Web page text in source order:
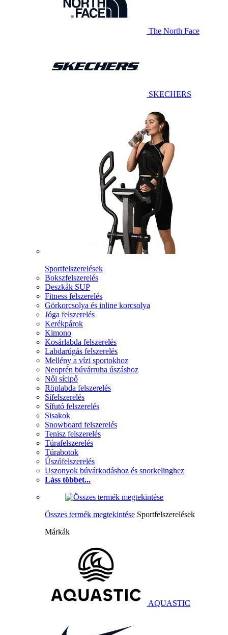
The North Face
SKECHERS
Sportfelszerelések
Bokszfelszerelés
Deszkák SUP
Fitness felszerelés
Görkorcsolya és inline korcsolya
Jóga felszerelés
Kerékpárok
Kimono
Kosárlabda felszerelés
Labdarúgás felszerelés
Mellény a vízi sportokhoz
Neoprén búvárruha úszáshoz
Női sícipő
Röplabda felszerelés
Sífelszerelés
Sífutó felszerelés
Sisakok
Snowboard felszerelés
Tenisz felszerelés
Túrafelszerelés
Túrabotok
Úszófelszerelés
Uszonyok búvárkodáshoz és snorkelinghez
Láss többet...
Összes termék megtekintése Sportfelszerelések
Márkák
AQUASTIC